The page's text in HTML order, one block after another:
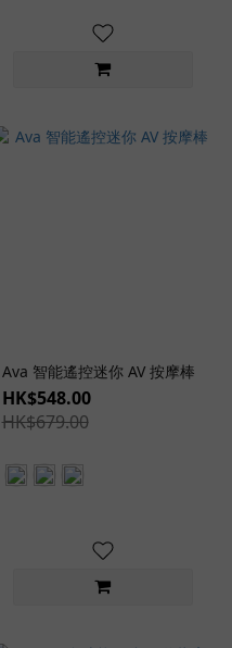
Ava 智能遙控迷你 AV 按摩棒
HK$548.00
HK$679.00